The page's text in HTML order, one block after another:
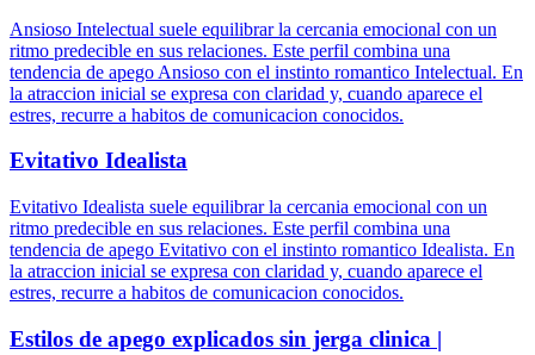
Ansioso Intelectual suele equilibrar la cercania emocional con un
ritmo predecible en sus relaciones. Este perfil combina una
tendencia de apego Ansioso con el instinto romantico Intelectual. En
la atraccion inicial se expresa con claridad y, cuando aparece el
estres, recurre a habitos de comunicacion conocidos.
Evitativo Idealista
Evitativo Idealista suele equilibrar la cercania emocional con un
ritmo predecible en sus relaciones. Este perfil combina una
tendencia de apego Evitativo con el instinto romantico Idealista. En
la atraccion inicial se expresa con claridad y, cuando aparece el
estres, recurre a habitos de comunicacion conocidos.
Estilos de apego explicados sin jerga clinica |